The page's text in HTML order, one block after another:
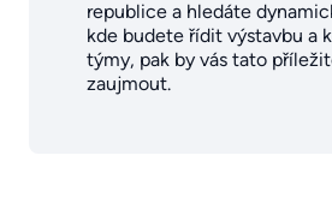
republice a hledáte
kde budete řídit výstavbu a
týmy, pak by vás tato
zaujmout.